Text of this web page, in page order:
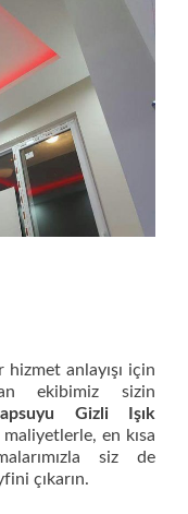
anlayışı için
ekibimiz sizin
Gizli Işık
en kısa
siz de
çıkarın.